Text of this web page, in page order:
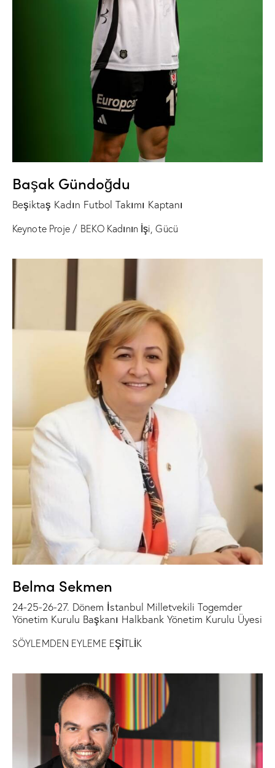
Başak Gündoğdu
Beşiktaş Kadın Futbol Takımı Kaptanı
Keynote Proje / BEKO Kadının İşi, Gücü
Belma Sekmen
24-25-26-27. Dönem İstanbul Milletvekili Togemder
Yönetim Kurulu Başkanı Halkbank Yönetim Kurulu Üyesi
SÖYLEMDEN EYLEME EŞİTLİK